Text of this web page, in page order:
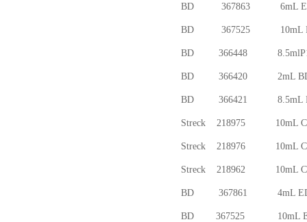
BD 367863 6mL
BD 367525 10mL
BD 366448
BD 366420
BD 366421
Streck 218975
Streck 218976
Streck 218962
BD 367861 4mL
BD 367525 10mL